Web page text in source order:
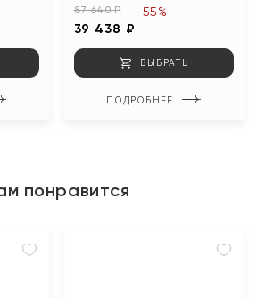
87 640 ₽
39 438 ₽
-55%
ВЫБРАТЬ
ПОДРОБНЕЕ
понравится